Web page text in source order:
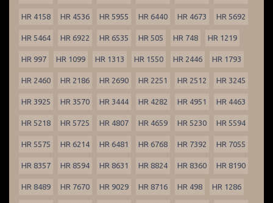
HR 4158 HR 4536 HR 5955 HR 6440 HR 4673 HR 5692
HR 5464 HR 6922 HR 6535 HR 505 HR 748 HR 1219
HR 997 HR 1099 HR 1313 HR 1550 HR 2446 HR 1793
HR 2460 HR 2186 HR 2690 HR 2251 HR 2512 HR 3245
HR 3925 HR 3570 HR 3444 HR 4282 HR 4951 HR 4463
HR 5218 HR 5725 HR 4807 HR 4659 HR 5230 HR 5594
HR 5575 HR 6214 HR 6481 HR 6768 HR 7392 HR 7055
HR 8357 HR 8594 HR 8631 HR 8824 HR 8360 HR 8190
HR 8489 HR 7670 HR 9029 HR 8716 HR 498 HR 1286